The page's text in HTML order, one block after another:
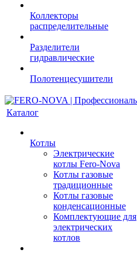
Коллекторы
распределительные
Разделители
гидравлические
Полотенцесушители
Каталог
Котлы
Электрические
котлы Fero-Nova
Котлы газовые
традиционные
Котлы газовые
конденсационные
Комплектующие для
электрических
котлов